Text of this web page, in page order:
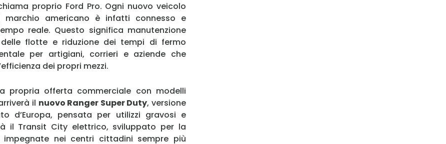
MY INFORICAMBI
Password
proprio Ford Pro. Ogni nuovo veicolo
americano è infatti connesso e
reale. Questo significa manutenzione
flotte e riduzione dei tempi di fermo
per artigiani, corrieri e aziende che
dei propri mezzi.
propria offerta commerciale con modelli
il nuovo Ranger Super Duty, versione
d’Europa, pensata per utilizzi gravosi e
il Transit City elettrico, sviluppato per la
nei centri cittadini sempre più